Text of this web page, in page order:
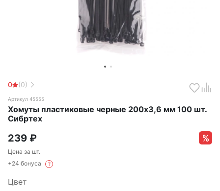
0 (0)
Артикул 45555
Хомуты пластиковые черные 200х3,6 мм 100 шт.
Сибртех
239 ₽
Цена за шт.
+24 бонуса
?
Цвет